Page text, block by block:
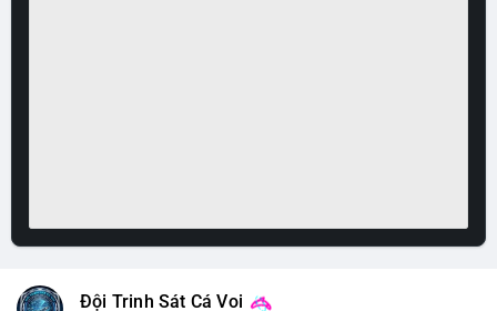
Đội Trinh Sát Cá Voi